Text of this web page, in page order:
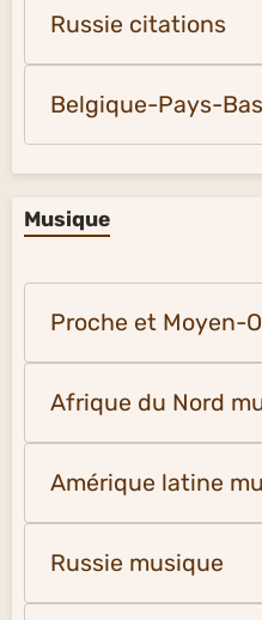
Russie citations
Belgique-Pays-
Musique
Proche et Moyen-
Afrique du Nord
Amérique latine
Russie musique